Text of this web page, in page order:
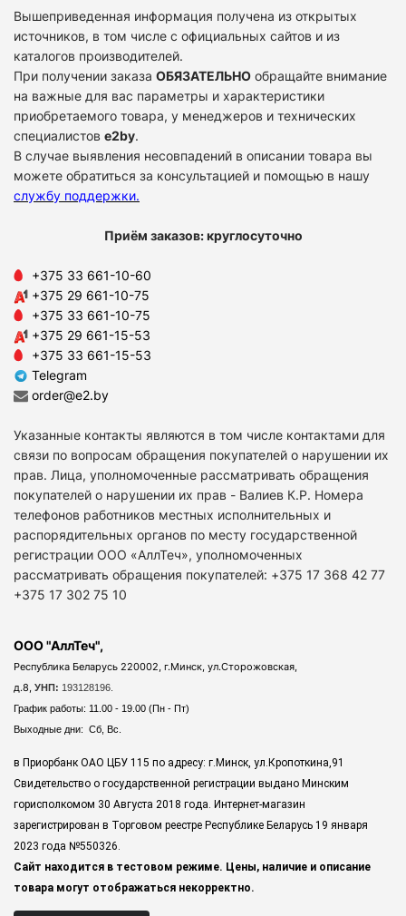
Вышеприведенная информация получена из открытых
источников, в том числе с официальных сайтов и из
каталогов производителей.
При получении заказа ОБЯЗАТЕЛЬНО обращайте внимание
на важные для вас параметры и характеристики
приобретаемого товара, у менеджеров и технических
специалистов e2by.
В случае выявления несовпадений в описании товара вы
можете обратиться за консультацией и помощью в нашу
службу поддержки.
Приём заказов: круглосуточно
+375 33 661-10-60
+375 29 661-10-75
+375 33 661-10-75
+375 29 661-15-53
+375 33 661-15-53
Telegram
order@e2.by
Указанные контакты являются в том числе контактами для
связи по вопросам обращения покупателей о нарушении их
прав. Лица, уполномоченные рассматривать обращения
покупателей о нарушении их прав - Валиев К.Р. Номера
телефонов работников местных исполнительных и
распорядительных органов по месту государственной
регистрации ООО «АллТеч», уполномоченных
рассматривать обращения покупателей: +375 17 368 42 77
+375 17 302 75 10
ООО "АллТеч",
Республика Беларусь 220002, г.Минск, ул.Сторожовская,
д.8, УНП: 193128196.
График работы: 11.00 - 19.00 (Пн - Пт)
Выходные дни: Сб, Вс.
в Приорбанк ОАО ЦБУ 115 по адресу: г.Минск, ул.Кропоткина,91
Свидетельство о государственной регистрации выдано Минским
горисполкомом 30 Августа 2018 года. Интернет-магазин
зарегистрирован в Торговом реестре Республике Беларусь 19 января
2023 года №550326.
Сайт находится в тестовом режиме. Цены, наличие и описание
товара могут отображаться некорректно.